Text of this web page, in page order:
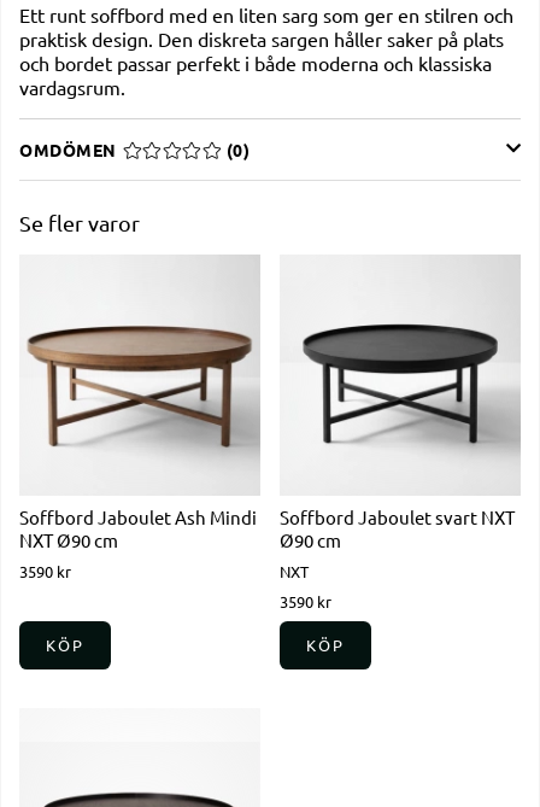
Ett runt soffbord med en liten sarg som ger en stilren och
praktisk design. Den diskreta sargen håller saker på plats
och bordet passar perfekt i både moderna och klassiska
vardagsrum.
OMDÖMEN MEDELBETYG 0 AV 5 ANTAL BETYG 0
(0)
Se fler varor
Soffbord Jaboulet Ash Mindi
NXT Ø90 cm
3590 kr
KÖP
Soffbord Jaboulet svart NXT
Ø90 cm
NXT
3590 kr
KÖP